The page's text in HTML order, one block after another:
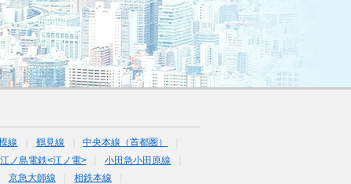
線 鶴見線
中央本線（首都圏）
江ノ島電鉄<江ノ電>
小田急小田原線
京急大師線
相鉄本線